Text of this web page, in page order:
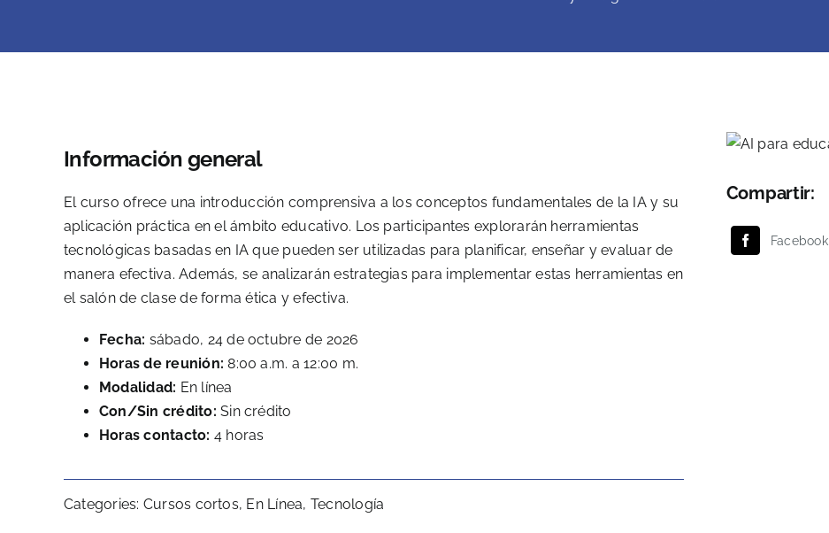
Información general
El curso ofrece una introducción comprensiva a los conceptos fundamentales de la IA y su
aplicación práctica en el ámbito educativo. Los participantes explorarán herramientas
tecnológicas basadas en IA que pueden ser utilizadas para planificar, enseñar y evaluar de
manera efectiva. Además, se analizarán estrategias para implementar estas herramientas en
el salón de clase de forma ética y efectiva.
Fecha: sábado, 24 de octubre de 2026
Horas de reunión: 8:00 a.m. a 12:00 m.
Modalidad: En línea
Con/Sin crédito: Sin crédito
Horas contacto: 4 horas
Categories: Cursos cortos, En Línea, Tecnología
Compartir:
Facebook